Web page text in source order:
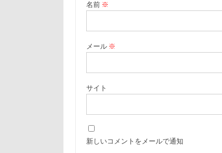
名前 ※
メール ※
サイト
新しいコメントをメールで通知